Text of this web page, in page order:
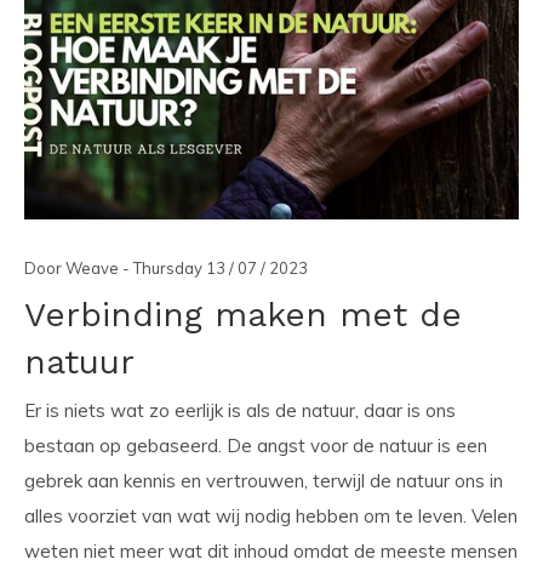
Door Weave - Thursday 13 / 07 / 2023
Verbinding maken met de
natuur
Er is niets wat zo eerlijk is als de natuur, daar is ons
bestaan op gebaseerd. De angst voor de natuur is een
gebrek aan kennis en vertrouwen, terwijl de natuur ons in
alles voorziet van wat wij nodig hebben om te leven. Velen
weten niet meer wat dit inhoud omdat de meeste mensen